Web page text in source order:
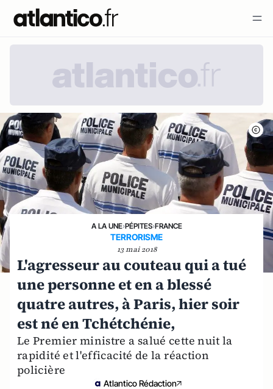
A LA UNE›PÉPITES›FRANCE
TERRORISME
13 mai 2018
L'agresseur au couteau qui a tué
une personne et en a blessé
quatre autres, à Paris, hier soir
est né en Tchétchénie,
Le Premier ministre a salué cette nuit la
rapidité et l'efficacité de la réaction
policière
Atlantico Rédaction